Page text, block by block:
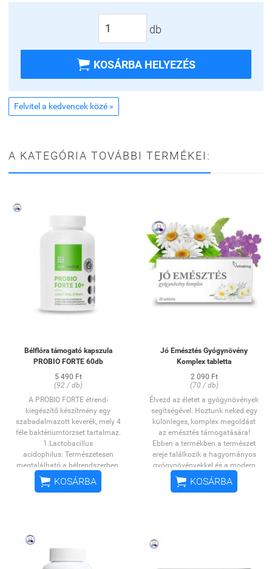
db
 KOSÁRBA HELYEZÉS
Felvitel a kedvencek közé »
A KATEGÓRIA TOVÁBBI TERMÉKEI:
Bélflóra támogató kapszula
PROBIO FORTE 60db
5 490 Ft
(92 / db)
A PROBIO FORTE étrend-
kiegészítő készítmény egy
szabadalmazott keverék, mely 4
féle baktériumtörzset tartalmaz.
1.Lactobacillus
acidophilus: Természetesen
megtalálható a bélrendszerben.
Laktáz enzimet állít elő, ami
lebontja a táplálkozással bevitt
bifidobaktériumok az emlősök
 KOSÁRBA
Jó Emésztés Gyógynövény
Komplex tabletta
2 090 Ft
(70 / db)
Élvezd az életet a gyógynövények
segítségével. Hoztunk neked egy
különleges, komplex megoldást
az emésztés támogatására!
Ebben a termékben a természet
ereje találkozik a hagyományos
gyógynövényekkel és a modern
kutatásokkal.
Miért válaszd a Vitaking Jó
 KOSÁRBA